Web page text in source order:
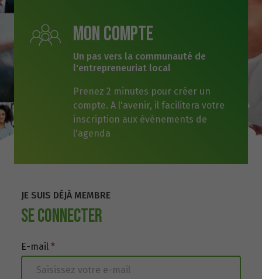
Mon compte
Un pas vers la communauté de
l'entrepreneuriat local
Prenez 2 minutes pour créer un
compte. A l'avenir, il facilitera votre
inscription aux évènements de
l'agenda
JE SUIS DÉJÀ MEMBRE
SE CONNECTER
E-mail *